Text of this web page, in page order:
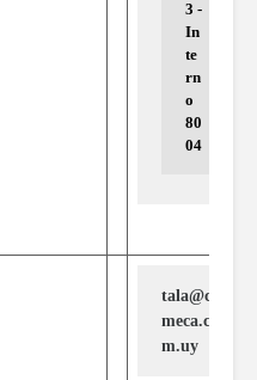
3 -
In
te
rn
o
80
04
tala@co
meca.co
m.uy